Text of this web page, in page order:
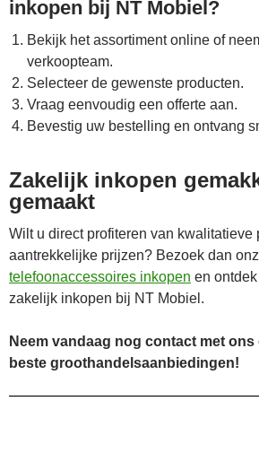
inkopen bij NT Mobiel?
Bekijk het assortiment online of
verkoopteam.
Selecteer de gewenste producten.
Vraag eenvoudig een offerte aan.
Bevestig uw bestelling en ontvang
Zakelijk inkopen
gemaakt
Wilt u direct profiteren van kwalitatieve
aantrekkelijke prijzen? Bezoek dan
telefoonaccessoires inkopen en
zakelijk inkopen bij NT Mobiel.
Neem vandaag nog contact met
beste groothandelsaanbiedingen!